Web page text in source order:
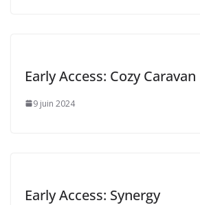
Early Access: Cozy Caravan
9 juin 2024
Early Access: Synergy